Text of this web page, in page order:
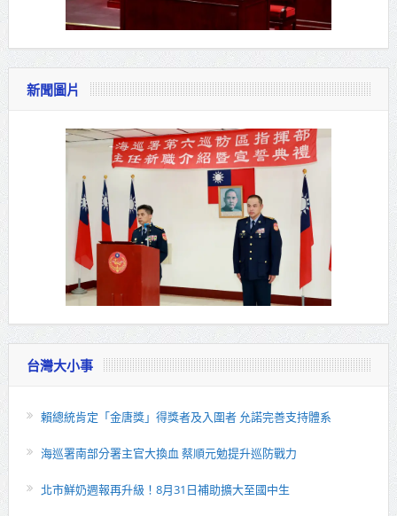
新聞圖片
台灣大小事
賴總統肯定「金唐獎」得獎者及入圍者 允諾完善支持體系
海巡署南部分署主官大換血 蔡順元勉提升巡防戰力
北市鮮奶週報再升級！8月31日補助擴大至國中生